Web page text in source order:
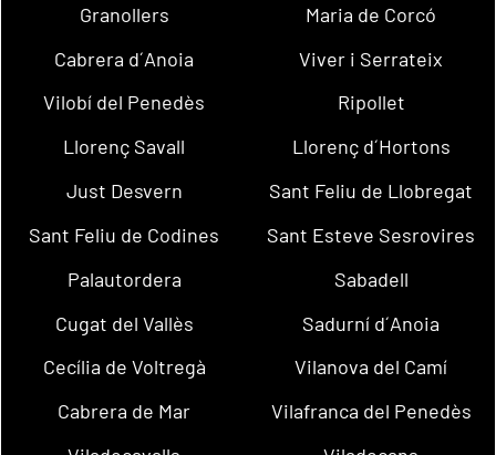
Granollers
Maria de Corcó
Cabrera d´Anoia
Viver i Serrateix
Vilobí del Penedès
Ripollet
Llorenç Savall
Llorenç d´Hortons
Just Desvern
Sant Feliu de Llobregat
Sant Feliu de Codines
Sant Esteve Sesrovires
Palautordera
Sabadell
Cugat del Vallès
Sadurní d´Anoia
Cecília de Voltregà
Vilanova del Camí
Cabrera de Mar
Vilafranca del Penedès